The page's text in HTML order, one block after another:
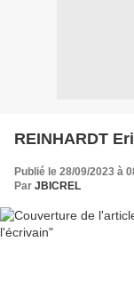
REINHARDT
Publié le 28/09/2023 à
Par JBICREL